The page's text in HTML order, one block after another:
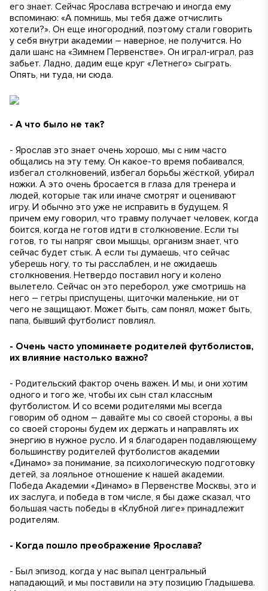
его знает. Сейчас Ярослава встречаю и иногда ему
вспоминаю: «А помнишь, мы тебя даже отчислить
хотели?». Он еще иногородний, поэтому стали говорить
у себя внутри академии – наверное, не получится. Но
дали шанс на «Зимнем Первенстве». Он играл-играл, раз
забьет. Ладно, дадим еще круг «Летнего» сыграть.
Опять, ни туда, ни сюда.
- А что было не так?
- Ярослав это знает очень хорошо, мы с ним часто
общались на эту тему. Он какое-то время побаивался,
избегал столкновений, избегал борьбы жёсткой, убирал
ножки. А это очень бросается в глаза для тренера и
людей, которые так или иначе смотрят и оценивают
игру. И обычно это уже не исправить в будущем. Я
причем ему говорил, что травму получает человек, когда
боится, когда не готов идти в столкновение. Если ты
готов, то ты напряг свои мышцы, организм знает, что
сейчас будет стык. А если ты думаешь, что сейчас
уберешь ногу, то ты расслаблен, и не ожидаешь
столкновения. Нетвердо поставил ногу и колено
вылетело. Сейчас он это переборол, уже смотришь на
него – гетры приспущены, щиточки маленькие, ни от
чего не защищают. Может быть, сам понял, может быть,
папа, бывший футболист повлиял.
- Очень часто упоминаете родителей футболистов,
их влияние настолько важно?
- Родительский фактор очень важен. И мы, и они хотим
одного и того же, чтобы их сын стал классным
футболистом. И со всеми родителями мы всегда
говорим об одном – давайте мы со своей стороны, а вы
со своей стороны будем их держать и направлять их
энергию в нужное русло. И я благодарен подавляющему
большинству родителей футболистов академии
«Динамо» за понимание, за психологическую подготовку
детей, за лояльное отношение к нашей академии.
Победа Академии «Динамо» в Первенстве Москвы, это и
их заслуга, и победа в том числе, я бы даже сказал, что
большая часть победы в «Клубной лиге» принадлежит
родителям.
- Когда пошло преображение Ярослава?
- Был эпизод, когда у нас выпал центральный
нападающий, и мы поставили на эту позицию Гладышева.